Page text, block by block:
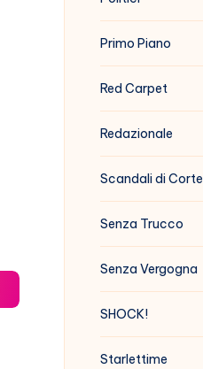
Primo Piano
Red Carpet
Redazionale
Scandali di Corte
Senza Trucco
Senza Vergogna
SHOCK!
Starlettime